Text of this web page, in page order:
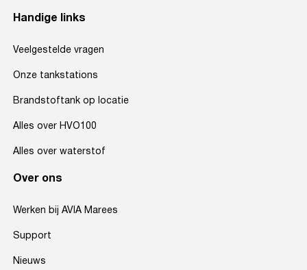
Handige links
Veelgestelde vragen
Onze tankstations
Brandstoftank op locatie
Alles over HVO100
Alles over waterstof
Over ons
Werken bij AVIA Marees
Support
Nieuws